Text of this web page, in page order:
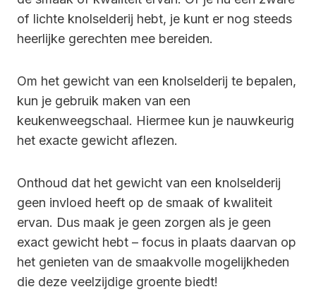
of lichte knolselderij hebt, je kunt er nog steeds
heerlijke gerechten mee bereiden.
Om het gewicht van een knolselderij te bepalen,
kun je gebruik maken van een
keukenweegschaal. Hiermee kun je nauwkeurig
het exacte gewicht aflezen.
Onthoud dat het gewicht van een knolselderij
geen invloed heeft op de smaak of kwaliteit
ervan. Dus maak je geen zorgen als je geen
exact gewicht hebt – focus in plaats daarvan op
het genieten van de smaakvolle mogelijkheden
die deze veelzijdige groente biedt!